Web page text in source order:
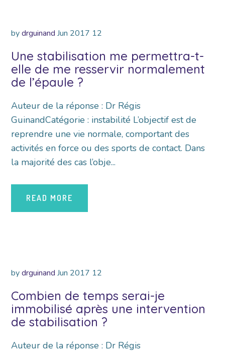
by drguinand Jun 2017 12
Une stabilisation me permettra-t-
elle de me resservir normalement
de l’épaule ?
Auteur de la réponse : Dr Régis
GuinandCatégorie : instabilité L’objectif est de
reprendre une vie normale, comportant des
activités en force ou des sports de contact. Dans
la majorité des cas l’obje...
READ MORE
by drguinand Jun 2017 12
Combien de temps serai-je
immobilisé après une intervention
de stabilisation ?
Auteur de la réponse : Dr Régis